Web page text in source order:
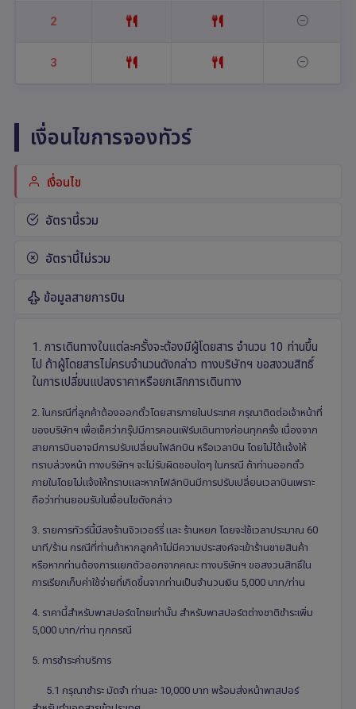
2
3
เงื่อนไขการจองทัวร์
เงื่อนไข
อัตรานี้รวม
อัตรานี้ไม่รวม
ข้อมูลสายการบิน
1. การเดินทางในแต่ละครั้งจะต้องมีผู้โดยสาร จำนวน 10 ท่านขึ้น
ไป ถ้าผู้โดยสารไม่ครบจำนวนดังกล่าว ทางบริษัทฯ ขอสงวนสิทธิ์
ในการเปลี่ยนแปลงราคาหรือยกเลิกการเดินทาง
2. ในกรณีที่ลูกค้าต้องออกตั๋วโดยสารภายในประเทศ กรุณาติดต่อเจ้าหน้าที่
ของบริษัทฯ เพื่อเช็คว่ากรุ๊ปมีการคอนเฟิร์มเดินทางก่อนทุกครั้ง เนื่องจาก
สายการบินอาจมีการปรับเปลี่ยนไฟล์ทบิน หรือเวลาบิน โดยไม่ได้แจ้งให้
ทราบล่วงหน้า ทางบริษัทฯ จะไม่รับผิดชอบใดๆ ในกรณี ถ้าท่านออกตั๋ว
ภายในโดยไม่แจ้งให้ทราบและหากไฟล์ทบินมีการปรับเปลี่ยนเวลาบินเพราะ
ถือว่าท่านยอมรับในเงื่อนไขดังกล่าว
3. รายการทัวร์นี้มีลงร้านจิวเวอร์รี่ และ ร้านหยก โดยจะใช้เวลาประมาณ 60
นาที/ร้าน กรณีที่ท่านถ้าหากลูกค้าไม่มีความประสงค์จะเข้าร้านขายสินค้า
หรือหากท่านต้องการแยกตัวออกจากคณะ ทางบริษัทฯ ขอสงวนสิทธิ์ใน
การเรียกเก็บค่าใช้จ่ายที่เกิดขึ้นจากท่านเป็นจำนวนเงิน 5,000 บาท/ท่าน
4. ราคานี้สำหรับพาสปอร์ตไทยเท่านั้น สำหรับพาสปอร์ตต่างชาติชำระเพิ่ม
5,000 บาท/ท่าน ทุกกรณี
5. การชำระค่าบริการ
5.1 กรุณาชำระ มัดจำ ท่านละ 10,000 บาท พร้อมส่งหน้าพาสปอร์